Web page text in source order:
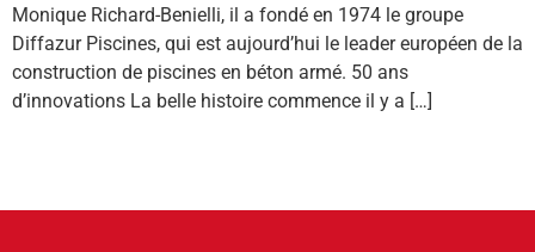
Monique Richard-Benielli, il a fondé en 1974 le groupe
Diffazur Piscines, qui est aujourd’hui le leader européen de la
construction de piscines en béton armé. 50 ans
d’innovations La belle histoire commence il y a […]